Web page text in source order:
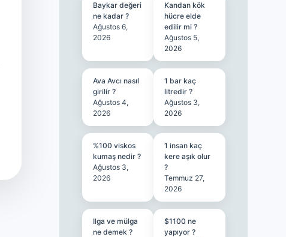
Baykar değeri
ne kadar ?
Ağustos 6,
2026
Kandan kök
hücre elde
edilir mi ?
Ağustos 5,
2026
Ava Avcı nasıl
girilir ?
Ağustos 4,
2026
1 bar kaç
litredir ?
Ağustos 3,
2026
%100 viskos
kumaş nedir ?
Ağustos 3,
2026
1 insan kaç
kere aşık olur
?
Temmuz 27,
2026
Ilga ve mülga
ne demek ?
$1100 ne
yapıyor ?